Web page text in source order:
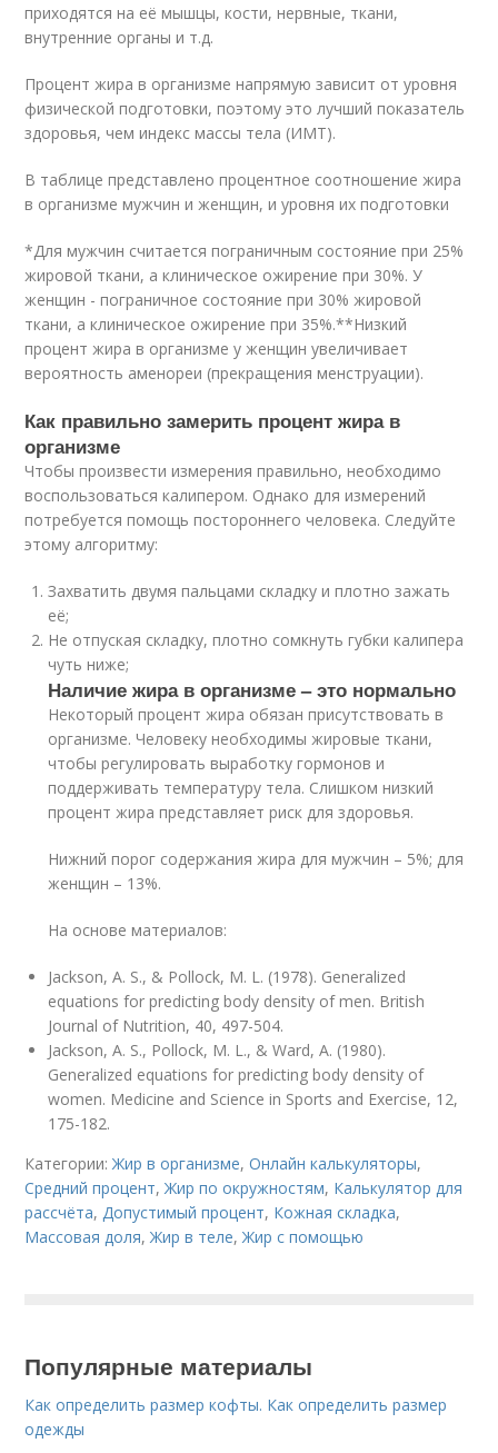
приходятся на её мышцы, кости, нервные, ткани,
внутренние органы и т.д.
Процент жира в организме напрямую зависит от уровня
физической подготовки, поэтому это лучший показатель
здоровья, чем индекс массы тела (ИМТ).
В таблице представлено процентное соотношение жира
в организме мужчин и женщин, и уровня их подготовки
*Для мужчин считается пограничным состояние при 25%
жировой ткани, а клиническое ожирение при 30%. У
женщин - пограничное состояние при 30% жировой
ткани, а клиническое ожирение при 35%.**Низкий
процент жира в организме у женщин увеличивает
вероятность аменореи (прекращения менструации).
Как правильно замерить процент жира в
организме
Чтобы произвести измерения правильно, необходимо
воспользоваться калипером. Однако для измерений
потребуется помощь постороннего человека. Следуйте
этому алгоритму:
Захватить двумя пальцами складку и плотно зажать
её;
Не отпуская складку, плотно сомкнуть губки калипера
чуть ниже;
Наличие жира в организме – это нормально
Некоторый процент жира обязан присутствовать в
организме. Человеку необходимы жировые ткани,
чтобы регулировать выработку гормонов и
поддерживать температуру тела. Слишком низкий
процент жира представляет риск для здоровья.
Нижний порог содержания жира для мужчин – 5%; для
женщин – 13%.
На основе материалов:
Jackson, A. S., & Pollock, M. L. (1978). Generalized
equations for predicting body density of men. British
Journal of Nutrition, 40, 497-504.
Jackson, A. S., Pollock, M. L., & Ward, A. (1980).
Generalized equations for predicting body density of
women. Medicine and Science in Sports and Exercise, 12,
175-182.
Категории:Жир в организме,Онлайн калькуляторы,
Средний процент,Жир по окружностям, Калькулятор для
рассчёта,Допустимый процент, Кожная складка,
Массовая доля,Жир в теле,Жир с помощью
Популярные материалы
Как определить размер кофты. Как определить размер
одежды